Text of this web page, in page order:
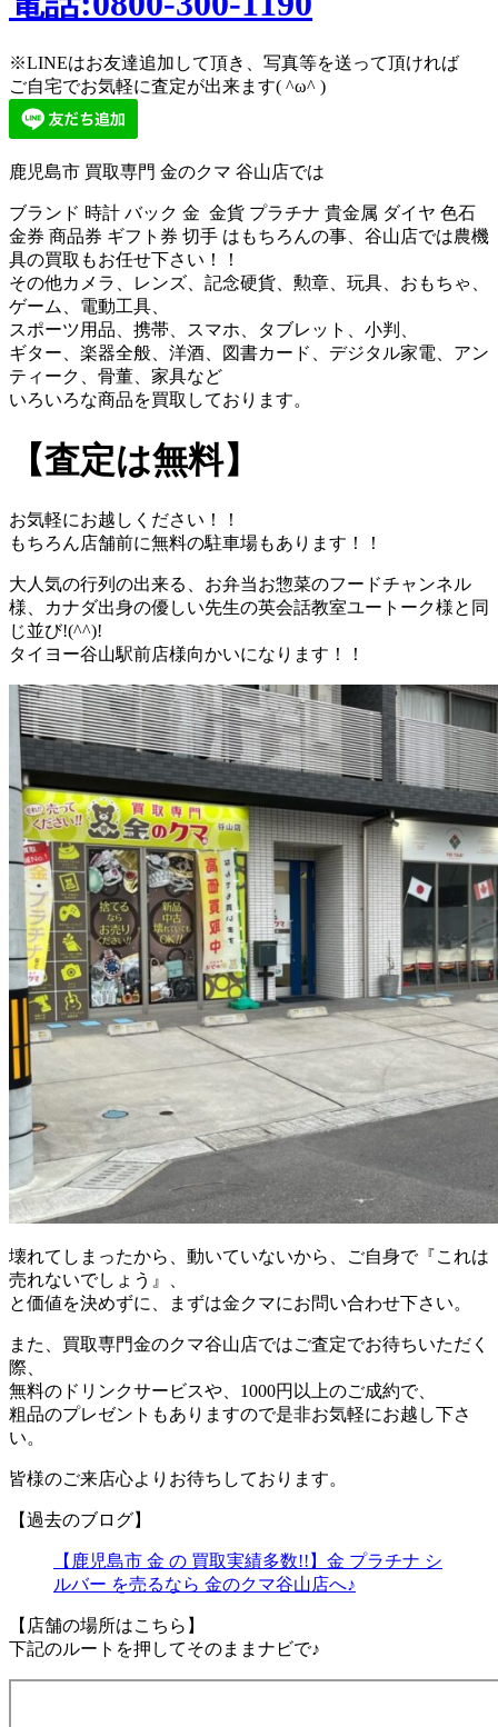
※LINEはお友達追加して頂き、写真等を送って頂ければ
ご自宅でお気軽に査定が出来ます( ^ω^ )
鹿児島市 買取専門 金のクマ 谷山店では
ブランド 時計 バック 金 金貨 プラチナ 貴金属 ダイヤ 色石
金券 商品券 ギフト券 切手 はもちろんの事、谷山店では農機
具の買取もお任せ下さい！！
その他カメラ、レンズ、記念硬貨、勲章、玩具、おもちゃ、
ゲーム、電動工具、
スポーツ用品、携帯、スマホ、タブレット、小判、
ギター、楽器全般、洋酒、図書カード、デジタル家電、アン
ティーク、骨董、家具など
いろいろな商品を買取しております。
【査定は無料】
お気軽にお越しください！！
もちろん店舗前に無料の駐車場もあります！！
大人気の行列の出来る、お弁当お惣菜のフードチャンネル
様、カナダ出身の優しい先生の英会話教室ユートーク様と同
じ並び!(^^)!
タイヨー谷山駅前店様向かいになります！！
壊れてしまったから、動いていないから、ご自身で『これは
売れないでしょう』、
と価値を決めずに、まずは金クマにお問い合わせ下さい。
また、買取専門金のクマ谷山店ではご査定でお待ちいただく
際、
無料のドリンクサービスや、1000円以上のご成約で、
粗品のプレゼントもありますので是非お気軽にお越し下さ
い。
皆様のご来店心よりお待ちしております。
【過去のブログ】
【鹿児島市 金 の 買取実績多数!!】金 プラチナ シ
ルバー を売るなら 金のクマ谷山店へ♪
【店舗の場所はこちら】
下記のルートを押してそのままナビで♪